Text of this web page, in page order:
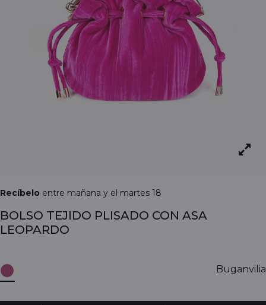
Recíbelo entre mañana y el martes 18
BOLSO TEJIDO PLISADO CON ASA
LEOPARDO
Buganvilia